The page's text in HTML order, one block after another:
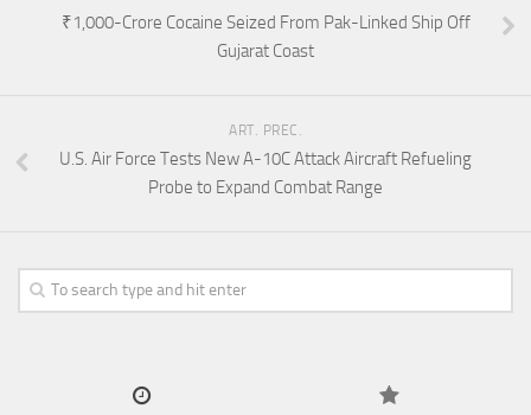
₹1,000-Crore Cocaine Seized From Pak-Linked Ship Off
Gujarat Coast
ART. PREC.
U.S. Air Force Tests New A-10C Attack Aircraft Refueling
Probe to Expand Combat Range